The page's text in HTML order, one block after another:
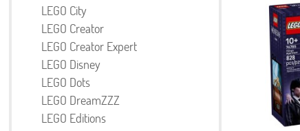
LEGO City
LEGO Creator
LEGO Creator Expert
LEGO Disney
LEGO Dots
LEGO DreamZZZ
LEGO Editions